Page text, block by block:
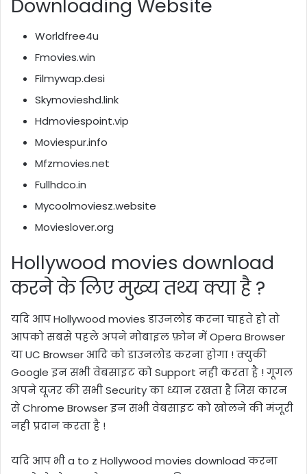
Downloading Website
Worldfree4u
Fmovies.win
Filmywap.desi
Skymovieshd.link
Hdmoviespoint.vip
Moviespur.info
Mfzmovies.net
Fullhdco.in
Mycoolmoviesz.website
Movieslover.org
Hollywood movies download
करने के लिए मुख्य तथ्य क्या है ?
यदि आपHollywood movies डाउनलोड करना चाहते हो तो
आपको सबसे पहले अपने मोबाइल फ़ोन मेंOpera Browser
याUC Browserआदि को डाउनलोड करना होगा !क्युकी
Google इन सभी वेबसाइट कोSupport नही करता है !गूगल
अपने यूजर की सभीSecurityका ध्यान रखता है जिस कारन
सेChrome Browserइन सभी वेबसाइट को खोलने की मंजूरी
नही प्रदान करता है !
यदि आप भीa to z Hollywood movies download करना